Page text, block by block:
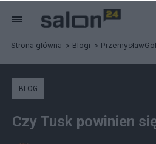
Strona główna Blogi
BLOG
Czy Tusk powinien